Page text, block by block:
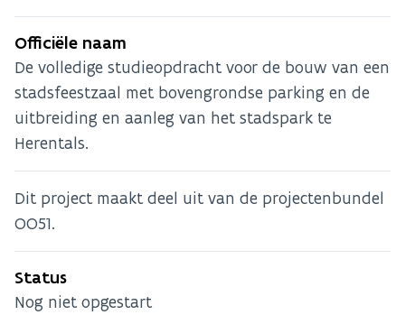
Officiële naam
De volledige studieopdracht voor de bouw van een
stadsfeestzaal met bovengrondse parking en de
uitbreiding en aanleg van het stadspark te
Herentals.
Dit project maakt deel uit van de projectenbundel
OO51.
Status
Nog niet opgestart